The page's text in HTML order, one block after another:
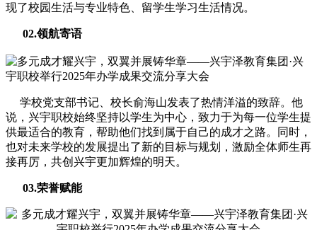
现了校园生活与专业特色、留学生学习生活情况。
02.领航寄语
学校党支部书记、校长俞海山发表了热情洋溢的致辞。他
说，兴宇职校始终坚持以学生为中心，致力于为每一位学生提
供最适合的教育，帮助他们找到属于自己的成才之路。同时，
也对未来学校的发展提出了新的目标与规划，激励全体师生再
接再厉，共创兴宇更加辉煌的明天。
03.荣誉赋能